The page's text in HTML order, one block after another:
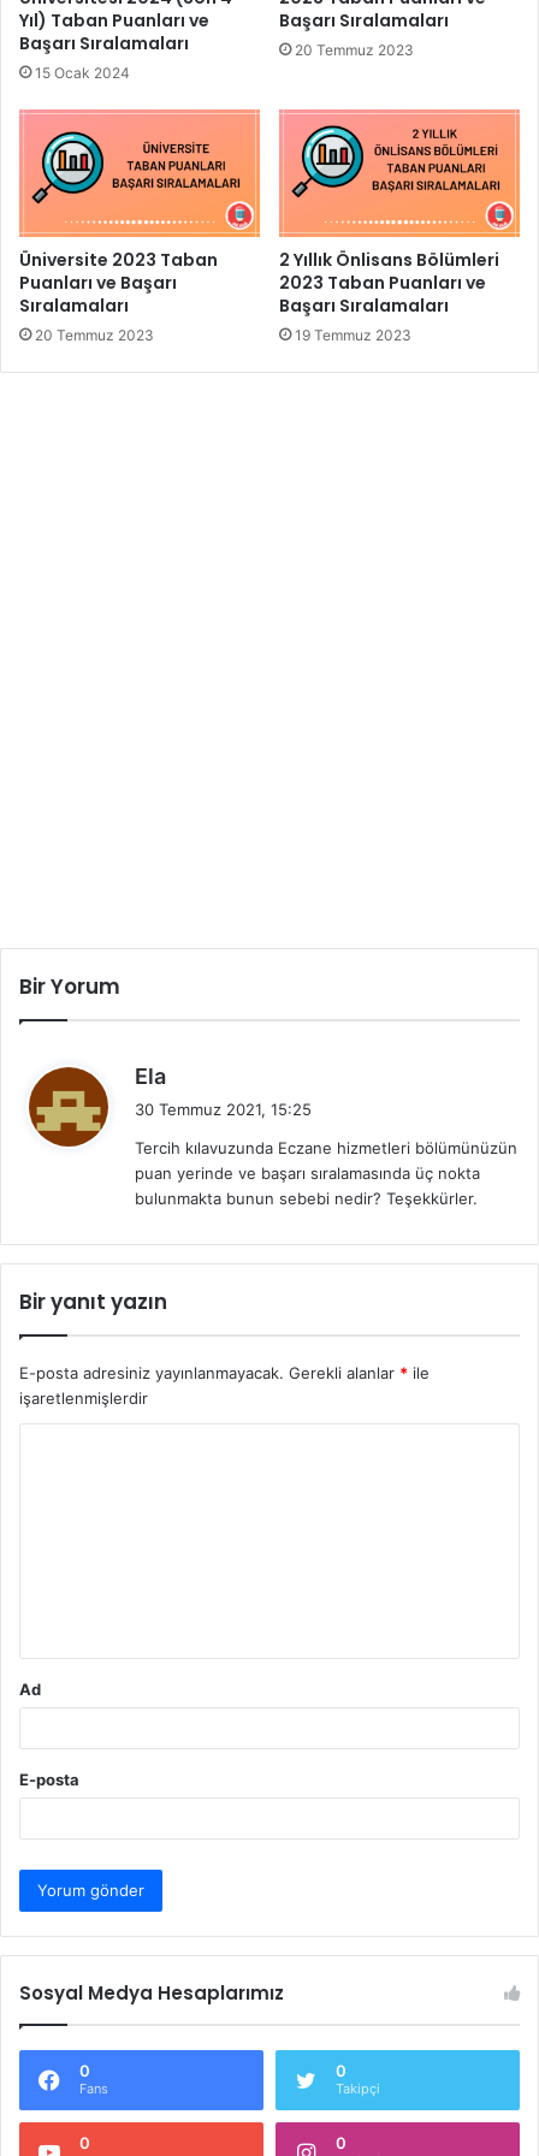
Yıl) Taban Puanları ve
Başarı Sıralamaları
15 Ocak 2024
Başarı Sıralamaları
20 Temmuz 2023
Üniversite 2023 Taban
Puanları ve Başarı
Sıralamaları
20 Temmuz 2023
2 Yıllık Önlisans Bölümleri
2023 Taban Puanları ve
Başarı Sıralamaları
19 Temmuz 2023
Bir Yorum
Ela
i
k
i
30 Temmuz 2021, 15:25
Tercih kılavuzunda Eczane hizmetleri bölümünüzün
puan yerinde ve başarı sıralamasında üç nokta
bulunmakta bunun sebebi nedir? Teşekkürler.
Bir yanıt yazın
E-posta adresiniz yayınlanmayacak. Gerekli alanlar * ile
işaretlenmişlerdir
Ad
E-posta
Sosyal Medya Hesaplarımız
0
Fans
0
Takipçi
0 0